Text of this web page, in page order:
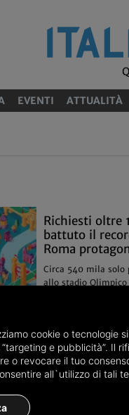
EVENTI ATTUALITÀ
Richiesti oltre
battuto il
Roma
Circa 540 mila solo
allo stadio
REDAZIONE
cookie o tecnologie
“targeting e pubblicità”.
o revocare il tuo
all`utilizzo di tali